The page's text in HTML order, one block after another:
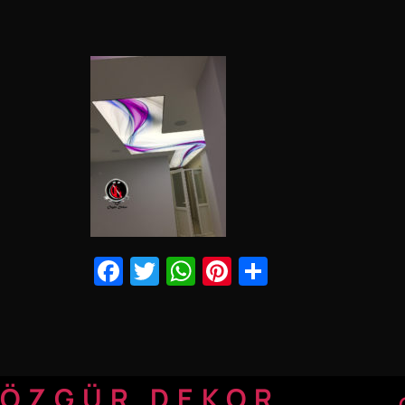
Facebook
Twitter
WhatsApp
Pinterest